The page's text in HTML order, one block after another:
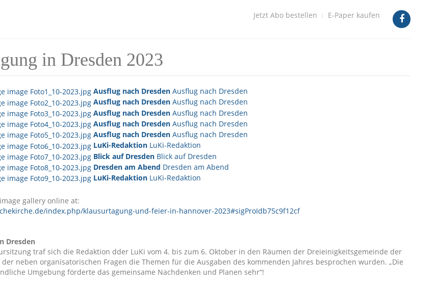
Jetzt Abo bestellen E-Paper kaufen
in Dresden 2023
Ausflug nach Dresden Ausflug nach Dresden
Ausflug nach Dresden Ausflug nach Dresden
Ausflug nach Dresden Ausflug nach Dresden
Ausflug nach Dresden Ausflug nach Dresden
Ausflug nach Dresden Ausflug nach Dresden
LuKi-Redaktion LuKi-Redaktion
Blick auf Dresden Blick auf Dresden
Dresden am Abend Dresden am Abend
LuKi-Redaktion LuKi-Redaktion
gallery online at:
index.php/klausurtagung-und-feier-in-hannover-2023#sigProIdb75c9f12cf
Dresden
traf sich die Redaktion dder LuKi vom 4. bis zum 6. Oktober in den Räumen der Dreieinigkeitsgemeinde der
der neben organisatorischen Fragen die Themen für die Ausgaben des kommenden Jahres besprochen wurden. „Die
Umgebung förderte das gemeinsame Nachdenken und Planen sehr“!